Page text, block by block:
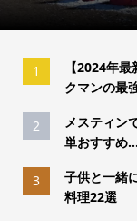
1
【2024年
クマンの最
2
メスティン
単おすすめ...
3
子供と一緒
料理22選